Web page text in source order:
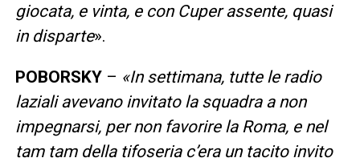
giocata, e vinta, e con Cuper assente, quasi
in disparte».
POBORSKY – «In settimana, tutte le radio
laziali avevano invitato la squadra a non
impegnarsi, per non favorire la Roma, e nel
tam tam della tifoseria c’era un tacito invito